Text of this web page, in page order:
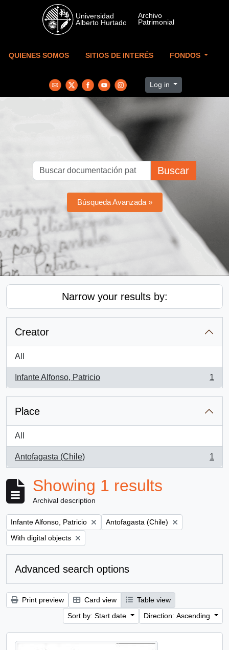
Skip to main content
QUIENES SOMOS SITIOS DE INTERÉS FONDOS
Log in
Buscar
Búsqueda Avanzada »
Narrow your results by:
Creator
All
Infante Alfonso, Patricio
, 1 results
1
Place
All
Antofagasta (Chile)
, 1 results
1
Showing 1 results
Archival description
Remove filter:
Infante Alfonso, Patricio Remove filter:
Antofagasta (Chile)
Remove filter:
With digital objects
Advanced search options
Print preview Card view
Table view
Sort by: Start date
Direction: Ascending